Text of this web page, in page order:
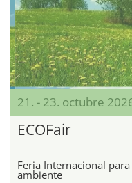
21. - 23. octubre
ECOFair
Feria Internacional
ambiente